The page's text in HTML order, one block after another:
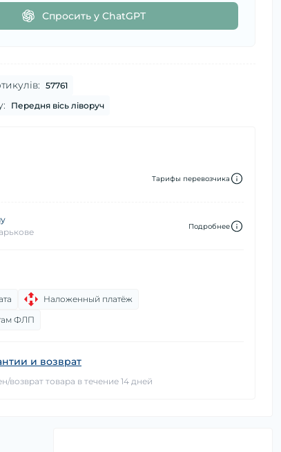
Спросить у ChatGPT
57761
Передня вісь ліворуч
Тарифы перевозчика
Подробнее
Наложенный платёж
ФЛП
и возврат
возврат товара в течение 14 дней